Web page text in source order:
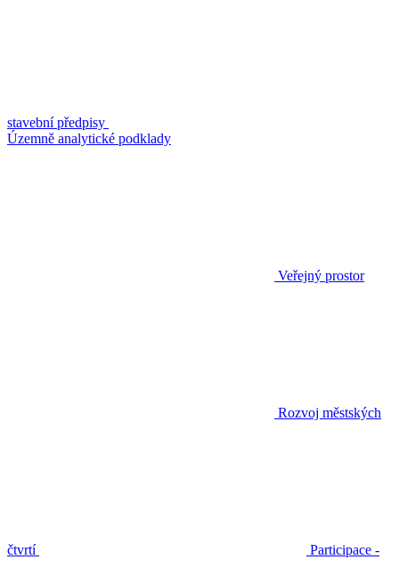
stavební předpisy
Územně analytické podklady
Veřejný prostor
Rozvoj městských
čtvrtí Participace -